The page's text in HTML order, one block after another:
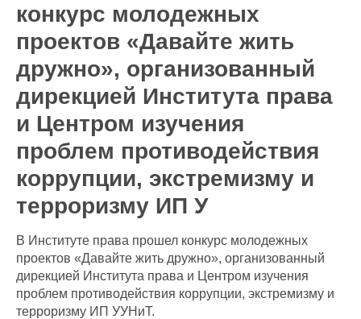
конкурс молодежных
проектов «Давайте жить
дружно», организованный
дирекцией Института права
и Центром изучения
проблем противодействия
коррупции, экстремизму и
терроризму ИП У
В Институте права прошел конкурс молодежных
проектов «Давайте жить дружно», организованный
дирекцией Института права и Центром изучения
проблем противодействия коррупции, экстремизму и
терроризму ИП УУНиТ.